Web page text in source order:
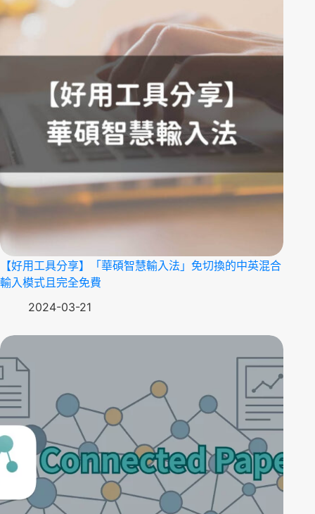
【好用工具分享】「華碩智慧輸入法」免切換的中英混合
輸入模式且完全免費
2024-03-21